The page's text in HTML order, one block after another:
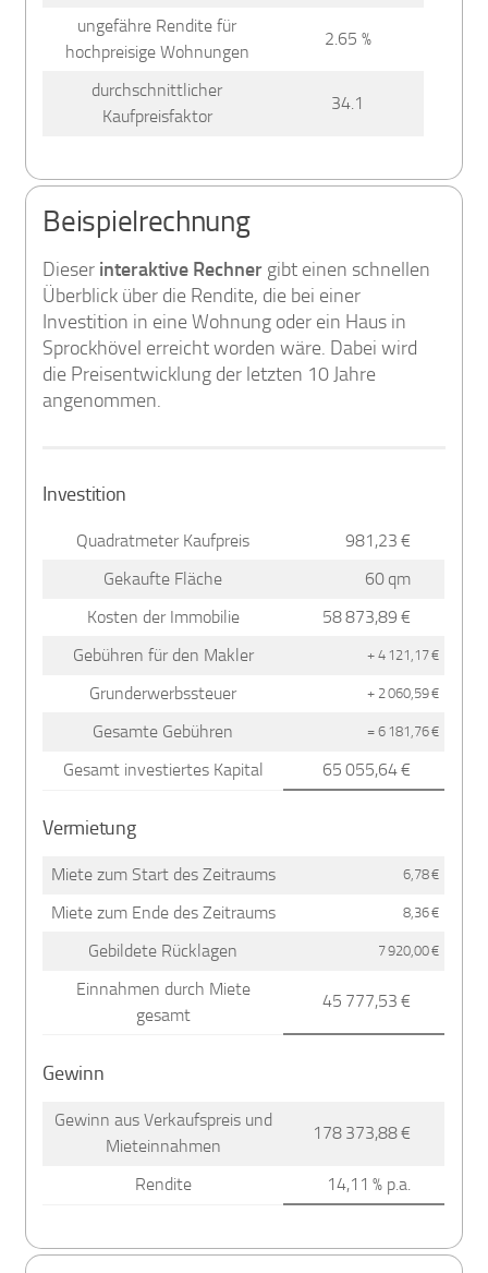
ungefähre Rendite für
hochpreisige Wohnungen
2.65 %
durchschnittlicher
Kaufpreisfaktor
34.1
Beispielrechnung
Dieser interaktive Rechner gibt einen schnellen
Überblick über die Rendite, die bei einer
Investition in eine Wohnung oder ein Haus in
Sprockhövel erreicht worden wäre. Dabei wird
die Preisentwicklung der letzten 10 Jahre
angenommen.
Investition
Quadratmeter Kaufpreis
981,23 €
Gekaufte Fläche
60 qm
Kosten der Immobilie
58 873,89 €
Gebühren für den Makler
+ 4 121,17 €
Grunderwerbssteuer + 2 060,59 €
Gesamte Gebühren = 6 181,76 €
Gesamt investiertes Kapital 65 055,64 €
Vermietung
Miete zum Start des Zeitraums 6,78 €
Miete zum Ende des Zeitraums 8,36 €
Gebildete Rücklagen 7 920,00 €
Einnahmen durch Miete
gesamt
45 777,53 €
Gewinn
Gewinn aus Verkaufspreis und
Mieteinnahmen
178 373,88 €
Rendite 14,11 % p.a.